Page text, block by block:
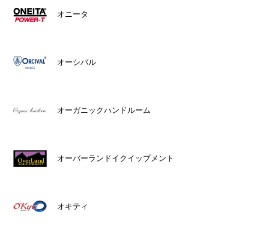
オニータ
オーシバル
オーガニックハンドルーム
オーバーランドイクイップメント
オキティ